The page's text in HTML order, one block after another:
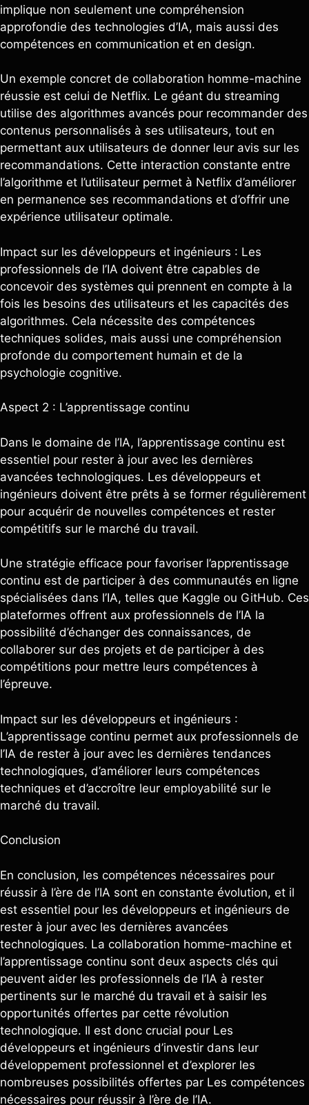
implique non seulement une compréhension
approfondie des technologies d’IA, mais aussi des
compétences en communication et en design.
Un exemple concret de collaboration homme-machine
réussie est celui de Netflix. Le géant du streaming
utilise des algorithmes avancés pour recommander des
contenus personnalisés à ses utilisateurs, tout en
permettant aux utilisateurs de donner leur avis sur les
recommandations. Cette interaction constante entre
l’algorithme et l’utilisateur permet à Netflix d’améliorer
en permanence ses recommandations et d’offrir une
expérience utilisateur optimale.
Impact sur les développeurs et ingénieurs : Les
professionnels de l’IA doivent être capables de
concevoir des systèmes qui prennent en compte à la
fois les besoins des utilisateurs et les capacités des
algorithmes. Cela nécessite des compétences
techniques solides, mais aussi une compréhension
profonde du comportement humain et de la
psychologie cognitive.
Aspect 2 : L’apprentissage continu
Dans le domaine de l’IA, l’apprentissage continu est
essentiel pour rester à jour avec les dernières
avancées technologiques. Les développeurs et
ingénieurs doivent être prêts à se former régulièrement
pour acquérir de nouvelles compétences et rester
compétitifs sur le marché du travail.
Une stratégie efficace pour favoriser l’apprentissage
continu est de participer à des communautés en ligne
spécialisées dans l’IA, telles que Kaggle ou GitHub. Ces
plateformes offrent aux professionnels de l’IA la
possibilité d’échanger des connaissances, de
collaborer sur des projets et de participer à des
compétitions pour mettre leurs compétences à
l’épreuve.
Impact sur les développeurs et ingénieurs :
L’apprentissage continu permet aux professionnels de
l’IA de rester à jour avec les dernières tendances
technologiques, d’améliorer leurs compétences
techniques et d’accroître leur employabilité sur le
marché du travail.
Conclusion
En conclusion, les compétences nécessaires pour
réussir à l’ère de l’IA sont en constante évolution, et il
est essentiel pour les développeurs et ingénieurs de
rester à jour avec les dernières avancées
technologiques. La collaboration homme-machine et
l’apprentissage continu sont deux aspects clés qui
peuvent aider les professionnels de l’IA à rester
pertinents sur le marché du travail et à saisir les
opportunités offertes par cette révolution
technologique. Il est donc crucial pour Les
développeurs et ingénieurs d’investir dans leur
développement professionnel et d’explorer les
nombreuses possibilités offertes par Les compétences
nécessaires pour réussir à l’ère de l’IA.